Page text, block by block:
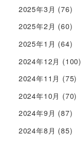
2025年3月 (76)
2025年2月 (60)
2025年1月 (64)
2024年12月 (100)
2024年11月 (75)
2024年10月 (70)
2024年9月 (87)
2024年8月 (85)